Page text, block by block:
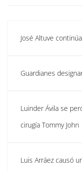
José Altuve
Guardianes
Luinder Ávila se
cirugía Tommy John
Luis Arráez causó